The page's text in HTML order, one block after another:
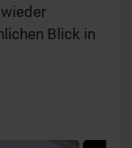
Blick in